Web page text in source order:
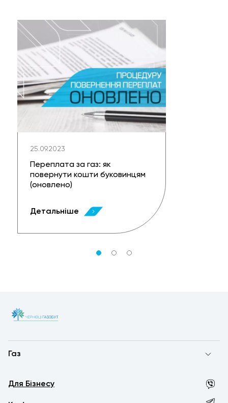
25.09.2023
Переплата за газ: як
повернути кошти буковинцям
(оновлено)
Детальніше
Газ
Для Бізнесу